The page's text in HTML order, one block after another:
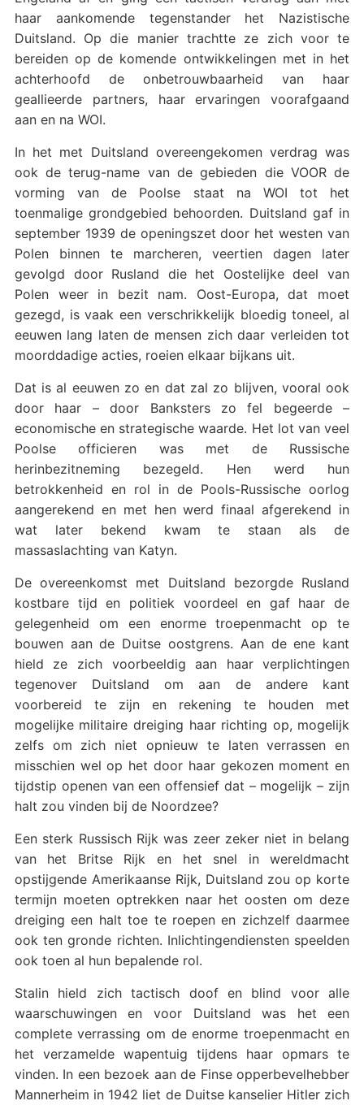
haar aankomende tegenstander het Nazistische
Duitsland. Op die manier trachtte ze zich voor te
bereiden op de komende ontwikkelingen met in het
achterhoofd de onbetrouwbaarheid van haar
geallieerde partners, haar ervaringen voorafgaand
aan en na WOI.
In het met Duitsland overeengekomen verdrag was
ook de terug-name van de gebieden die VOOR de
vorming van de Poolse staat na WOI tot het
toenmalige grondgebied behoorden. Duitsland gaf in
september 1939 de openingszet door het westen van
Polen binnen te marcheren, veertien dagen later
gevolgd door Rusland die het Oostelijke deel van
Polen weer in bezit nam. Oost-Europa, dat moet
gezegd, is vaak een verschrikkelijk bloedig toneel, al
eeuwen lang laten de mensen zich daar verleiden tot
moorddadige acties, roeien elkaar bijkans uit.
Dat is al eeuwen zo en dat zal zo blijven, vooral ook
door haar – door Banksters zo fel begeerde –
economische en strategische waarde. Het lot van veel
Poolse officieren was met de Russische
herinbezitneming bezegeld. Hen werd hun
betrokkenheid en rol in de Pools-Russische oorlog
aangerekend en met hen werd finaal afgerekend in
wat later bekend kwam te staan als de
massaslachting van Katyn.
De overeenkomst met Duitsland bezorgde Rusland
kostbare tijd en politiek voordeel en gaf haar de
gelegenheid om een enorme troepenmacht op te
bouwen aan de Duitse oostgrens. Aan de ene kant
hield ze zich voorbeeldig aan haar verplichtingen
tegenover Duitsland om aan de andere kant
voorbereid te zijn en rekening te houden met
mogelijke militaire dreiging haar richting op, mogelijk
zelfs om zich niet opnieuw te laten verrassen en
misschien wel op het door haar gekozen moment en
tijdstip openen van een offensief dat – mogelijk – zijn
halt zou vinden bij de Noordzee?
Een sterk Russisch Rijk was zeer zeker niet in belang
van het Britse Rijk en het snel in wereldmacht
opstijgende Amerikaanse Rijk, Duitsland zou op korte
termijn moeten optrekken naar het oosten om deze
dreiging een halt toe te roepen en zichzelf daarmee
ook ten gronde richten. Inlichtingendiensten speelden
ook toen al hun bepalende rol.
Stalin hield zich tactisch doof en blind voor alle
waarschuwingen en voor Duitsland was het een
complete verrassing om de enorme troepenmacht en
het verzamelde wapentuig tijdens haar opmars te
vinden. In een bezoek aan de Finse opperbevelhebber
Mannerheim in 1942 liet de Duitse kanselier Hitler zich